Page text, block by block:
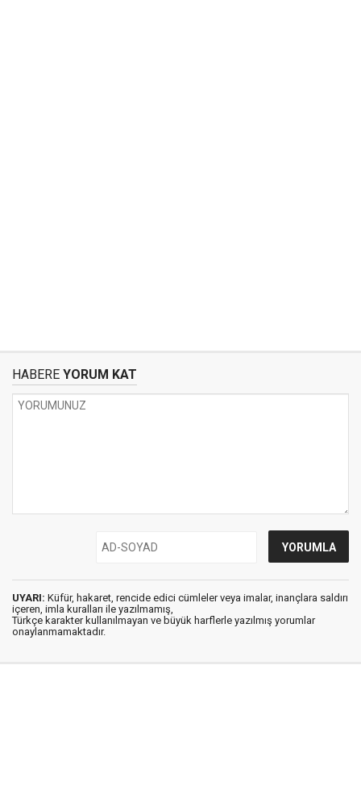
HABERE YORUM KAT
UYARI: Küfür, hakaret, rencide edici cümleler veya imalar, inançlara saldırı
içeren, imla kuralları ile yazılmamış,
Türkçe karakter kullanılmayan ve büyük harflerle yazılmış yorumlar
onaylanmamaktadır.